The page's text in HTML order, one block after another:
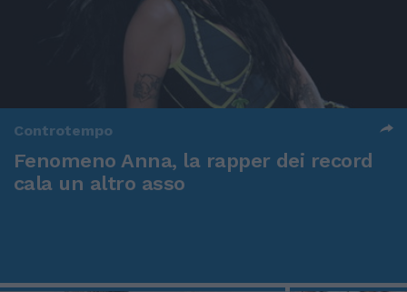
Controtempo
Fenomeno Anna, la rapper dei record
cala un altro asso